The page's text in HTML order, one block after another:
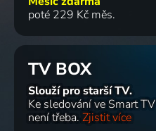
poté 229 Kč měs.
TV BOX
Slouží pro starší TV.
Ke sledování ve Smart TV
není třeba. Zjistit více